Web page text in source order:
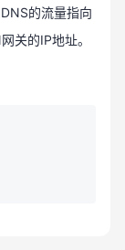
的流量指向
关的IP地址。